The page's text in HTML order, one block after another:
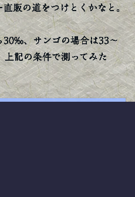
販の道をつけとくかなと。
30‰、サンゴの場合は33～
記の条件で測ってみた